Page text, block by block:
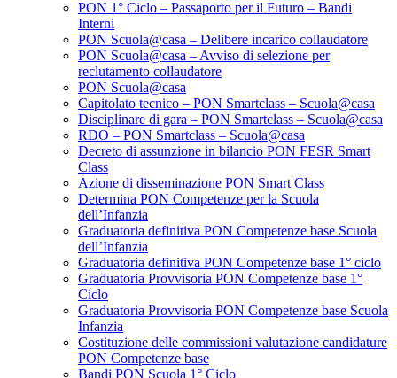
PON 1° Ciclo – Passaporto per il Futuro – Bandi
Interni
PON Scuola@casa – Delibere incarico collaudatore
PON Scuola@casa – Avviso di selezione per
reclutamento collaudatore
PON Scuola@casa
Capitolato tecnico – PON Smartclass – Scuola@casa
Disciplinare di gara – PON Smartclass – Scuola@casa
RDO – PON Smartclass – Scuola@casa
Decreto di assunzione in bilancio PON FESR Smart
Class
Azione di disseminazione PON Smart Class
Determina PON Competenze per la Scuola
dell’Infanzia
Graduatoria definitiva PON Competenze base Scuola
dell’Infanzia
Graduatoria definitiva PON Competenze base 1° ciclo
Graduatoria Provvisoria PON Competenze base 1°
Ciclo
Graduatoria Provvisoria PON Competenze base Scuola
Infanzia
Costituzione delle commissioni valutazione candidature
PON Competenze base
Bandi PON Scuola 1° Ciclo